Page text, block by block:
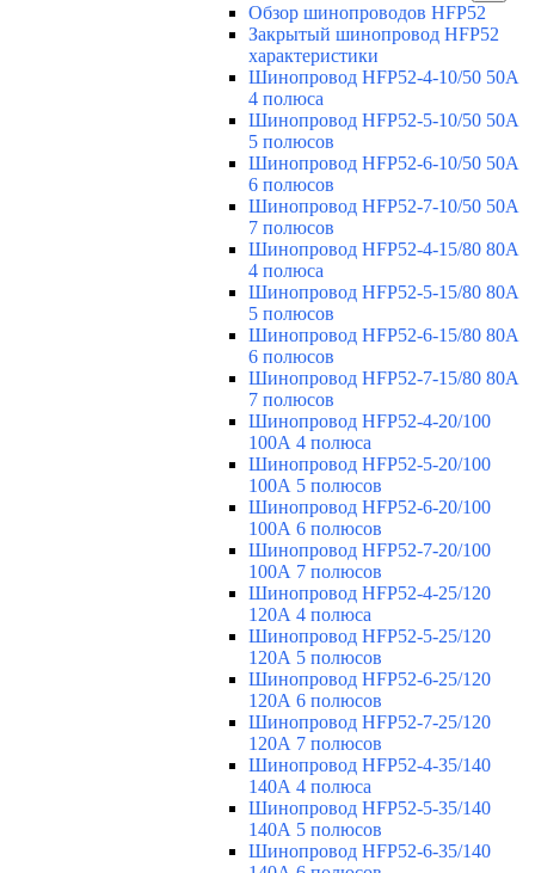
Обзор шинопроводов HFP52
Закрытый шинопровод HFP52
характеристики
Шинопровод HFP52-4-10/50 50A
4 полюса
Шинопровод HFP52-5-10/50 50А
5 полюсов
Шинопровод HFP52-6-10/50 50А
6 полюсов
Шинопровод HFP52-7-10/50 50А
7 полюсов
Шинопровод HFP52-4-15/80 80A
4 полюса
Шинопровод HFP52-5-15/80 80А
5 полюсов
Шинопровод HFP52-6-15/80 80А
6 полюсов
Шинопровод HFP52-7-15/80 80А
7 полюсов
Шинопровод HFP52-4-20/100
100А 4 полюса
Шинопровод HFP52-5-20/100
100А 5 полюсов
Шинопровод HFP52-6-20/100
100А 6 полюсов
Шинопровод HFP52-7-20/100
100А 7 полюсов
Шинопровод HFP52-4-25/120
120А 4 полюса
Шинопровод HFP52-5-25/120
120А 5 полюсов
Шинопровод HFP52-6-25/120
120А 6 полюсов
Шинопровод HFP52-7-25/120
120А 7 полюсов
Шинопровод HFP52-4-35/140
140А 4 полюса
Шинопровод HFP52-5-35/140
140А 5 полюсов
Шинопровод HFP52-6-35/140